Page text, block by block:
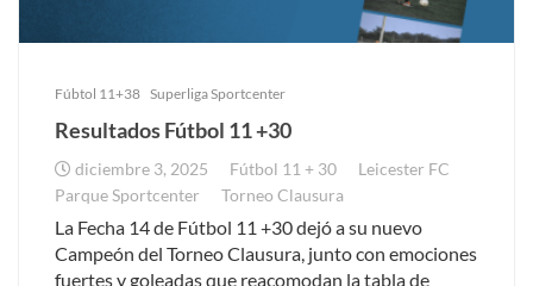
Fúbtol 11+38 Superliga Sportcenter
Resultados Fútbol 11 +30
diciembre 3, 2025 Fútbol 11 + 30
Leicester FC
Parque Sportcenter
Torneo Clausura
La Fecha 14 de Fútbol 11 +30 dejó a su nuevo
Campeón del Torneo Clausura, junto con emociones
fuertes y goleadas que reacomodan la tabla de